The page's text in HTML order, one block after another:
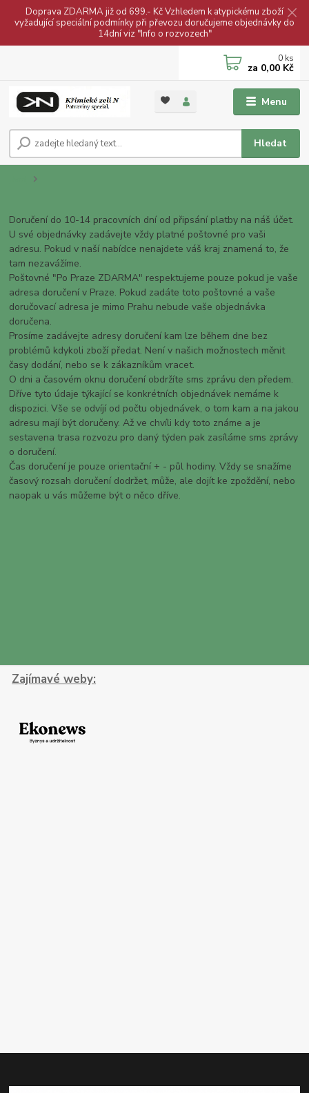
Doprava ZDARMA již od 699.- Kč Vzhledem k atypickému zboží
vyžadující speciální podmínky při převozu doručujeme objednávky do
14dní viz "Info o rozvozech"
Menu
Hledat
0 ks
za 0,00 Kč
Doručení do 10-14 pracovních dní od připsání platby na náš účet.
U své objednávky zadávejte vždy platné poštovné pro vaši
adresu. Pokud v naší nabídce nenajdete váš kraj znamená to, že
tam nezavážíme.
Poštovné "Po Praze ZDARMA" respektujeme pouze pokud je vaše
adresa doručení v Praze. Pokud zadáte toto poštovné a vaše
doručovací adresa je mimo Prahu nebude vaše objednávka
doručena.
Prosíme zadávejte adresy doručení kam lze během dne bez
problémů kdykoli zboží předat. Není v našich možnostech měnit
časy dodání, nebo se k zákazníkům vracet.
O dni a časovém oknu doručení obdržíte sms zprávu den předem.
Dříve tyto údaje týkající se konkrétních objednávek nemáme k
dispozici. Vše se odvíjí od počtu objednávek, o tom kam a na jakou
adresu mají být doručeny. Až ve chvíli kdy toto známe a je
sestavena trasa rozvozu pro daný týden pak zasíláme sms zprávy
o doručení.
Čas doručení je pouze orientační + - půl hodiny. Vždy se snažíme
časový rozsah doručení dodržet, může, ale dojít ke zpoždění, nebo
naopak u vás můžeme být o něco dříve.
Zajímavé weby: